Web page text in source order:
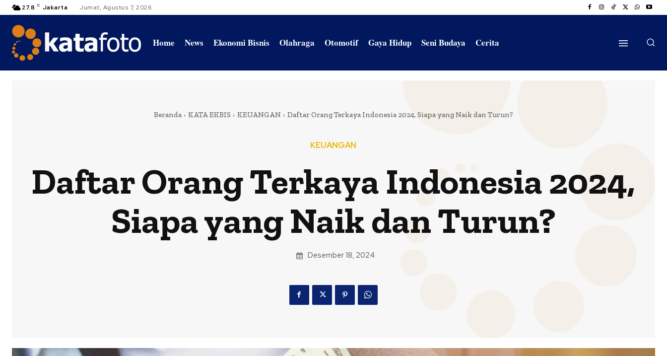
27.8 C Jakarta Jumat, Agustus 7, 2026
Home News Ekonomi Bisnis Olahraga Otomotif Gaya Hidup Seni Budaya Cerita
Beranda KATA EKBIS KEUANGAN Daftar Orang Terkaya Indonesia 2024, Siapa yang Naik dan Turun?
KEUANGAN
Daftar Orang Terkaya Indonesia 2024,
Siapa yang Naik dan Turun?
Desember 18, 2024